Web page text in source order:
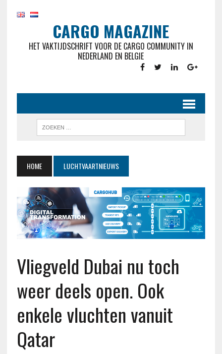
CARGO MAGAZINE
HET VAKTIJDSCHRIFT VOOR DE CARGO COMMUNITY IN
NEDERLAND EN BELGIE
HOME LUCHTVAARTNIEUWS
Vliegveld Dubai nu toch
weer deels open. Ook
enkele vluchten vanuit
Qatar